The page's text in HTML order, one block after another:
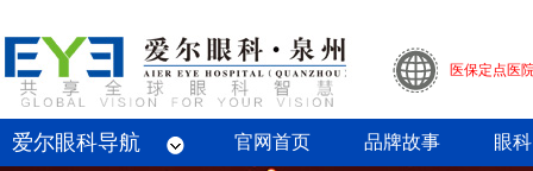
医保定点医
爱尔眼科导航
眼底病专科
屈光专科
白内障专科
青光眼专科
斜视与小儿眼科专科
眼整形眼眶病专科
眼预防保健专科
角膜病专科
眼外伤专业 官网首页 品牌故事 眼